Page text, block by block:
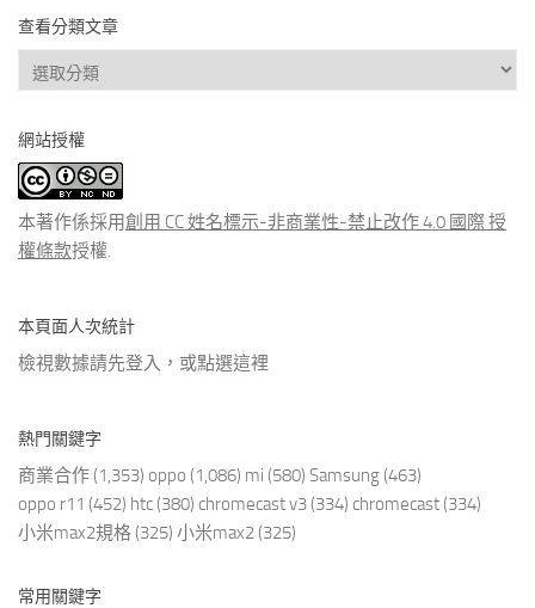
查看分類文章
查
看
類
文
章
網站授權
本著作係採用創用 CC 姓名標示-非商業性-禁止改作 4.0 國際 授
權條款授權.
本頁面人次統計
檢視數據請先登入，或點選這裡
熱門關鍵字
商業合作 (1,353) oppo (1,086) mi (580) Samsung (463)
oppo r11 (452) htc (380) chromecast v3 (334) chromecast (334)
小米max2規格 (325) 小米max2 (325)
常用關鍵字